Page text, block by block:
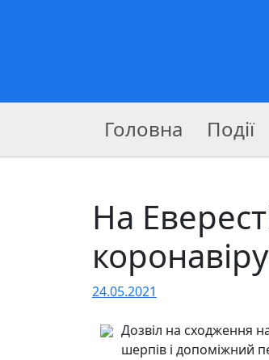
Головна Події
На
24.05.2021
Дозвіл на сходження
шерпів і допоміжний